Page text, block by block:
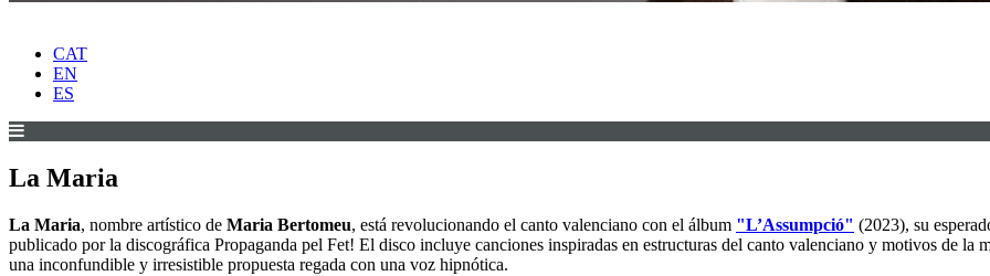
CAT
EN
ES
La Maria
La Maria, nombre artístico de Maria Bertomeu, está revolucionando el canto valenciano con el álbum "L’Assumpció" (2023), su
publicado por la discográfica Propaganda pel Fet! El disco incluye canciones inspiradas en estructuras del canto valenciano y motivos de la
una inconfundible y irresistible propuesta regada con una voz hipnótica.